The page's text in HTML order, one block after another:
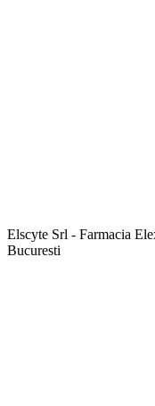
Elscyte Srl - Farmacia
Bucuresti